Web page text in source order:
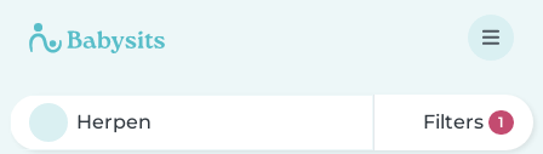
Filters 1